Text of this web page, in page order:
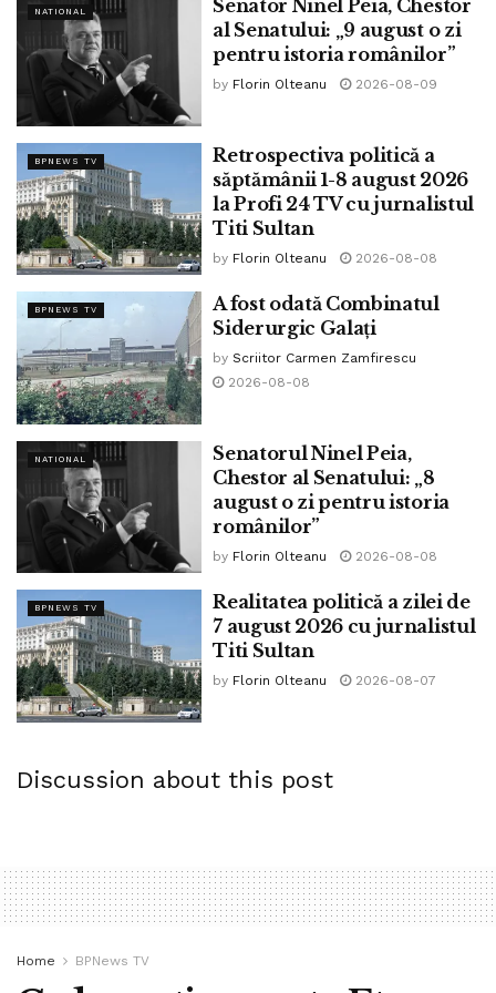
NATIONAL
Senator Ninel Peia, Chestor
al Senatului: „9 august o zi
pentru istoria românilor”
by Florin Olteanu 2026-08-09
BPNEWS TV
Retrospectiva politică a
săptămânii 1-8 august 2026
la Profi 24 TV cu jurnalistul
Titi Sultan
by Florin Olteanu 2026-08-08
BPNEWS TV
A fost odată Combinatul
Siderurgic Galați
by Scriitor Carmen Zamfirescu
2026-08-08
NATIONAL
Senatorul Ninel Peia,
Chestor al Senatului: „8
august o zi pentru istoria
românilor”
by Florin Olteanu 2026-08-08
BPNEWS TV
Realitatea politică a zilei de
7 august 2026 cu jurnalistul
Titi Sultan
by Florin Olteanu 2026-08-07
Discussion about this post
Home BPNews TV